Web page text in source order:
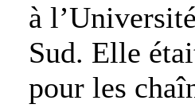
à
Sud. Elle
pour les